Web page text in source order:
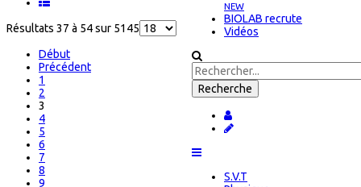
NEW
BIOLAB recrute
Vidéos
S.V.T
Résultats 37 à 54 sur 5145
Début
Précédent
1
2
3
4
5
6
7
8
9